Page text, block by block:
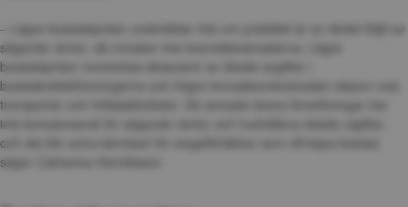
– Lägre bostadspriser underlättar inte om prisfallet är en direkt följd av
stigande räntor, då minskar inte boendekostnaderna. Lägre
bostadspriser motverkas dessutom av ökade avgifter i
bostadsrättsföreningarna och högre levnadsomkostnader såsom mat,
transporter och fritidsaktiviteter. De senaste årens löneökningar har
inte kompenserat för stigande räntor och hushållens ökade utgifter,
och det blir extra kännbart för singelföräldrar som vill köpa bostad,
säger Catharina Henriksson.